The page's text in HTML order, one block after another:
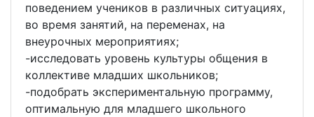
поведением учеников в различных ситуациях,
во время занятий, на переменах, на
внеурочных мероприятиях;
-исследовать уровень культуры общения в
коллективе младших школьников;
-подобрать экспериментальную программу,
оптимальную для младшего школьного